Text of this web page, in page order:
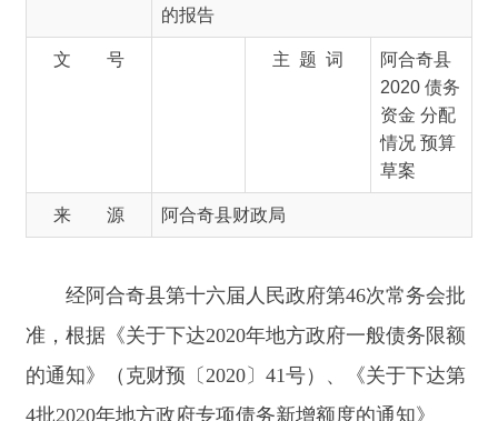
草案
46次常务会批
地方政府一般债务限额
的通知
》（克 财预〔2020〕41号）
财预〔2020 〕 42号）文件 ，核定阿合奇县2020
年新增政府债务限额5500万元（其中：一般债务限
额 2500万元、专项债务限额3000万元 依照《地